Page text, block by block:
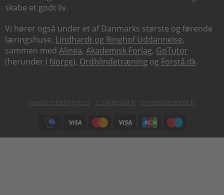
skabe et godt liv.
Vi hører også under et af Danmarks største og førende
læringshuse, Lindhardt og Ringhof Uddannelse,
sammen med Alinea, Akademisk Forlag, GoTutor
(herunder i Norge), Ordblindetræning og Forstå.dk.
Subfooter
Handelsbetingelser Cookiepolitik
Persondatapolitik
Subfooter
payment
options